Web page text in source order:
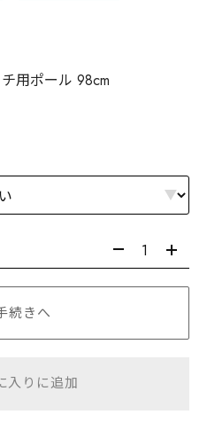
用ポール 98cm
続きへ
入りに追加